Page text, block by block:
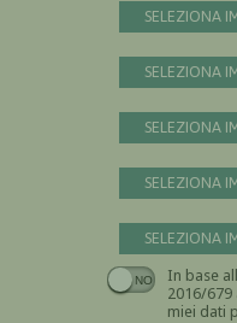
SELEZIONA
SELEZIONA
SELEZIONA
SELEZIONA
SELEZIONA
In base
2016/679
miei dati